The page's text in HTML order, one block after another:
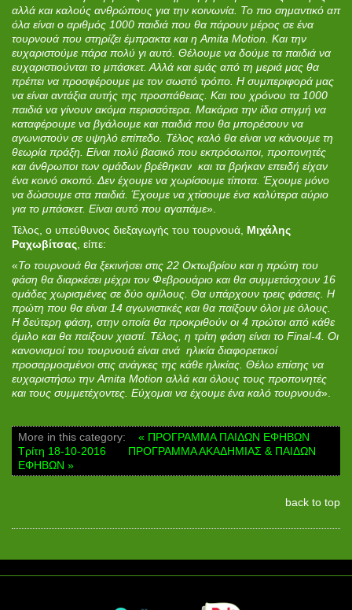
αλλά και καλούς ανθρώπους για την κοινωνία. Το πιο σημαντικό απ
όλα είναι ο αριθμός 1000 παιδιά που θα πάρουν μέρος σε ένα
τουρνουά που στηρίζει έμπρακτα και η Amita Motion. Και την
ευχαριστούμε πάρα πολύ γι αυτό. Θέλουμε να δούμε τα παιδιά να
ευχαριστιούνται το μπάσκετ. Αλλά και εμάς από τη μεριά μας θα
πρέπει να προσφέρουμε με τον σωστό τρόπο. Η συμπεριφορά μας
να είναι αντάξια αυτής της προσπάθειας. Και του χρόνου τα 1000
παιδιά να γίνουν ακόμα περισσότερα. Μακάρια την ίδια στιγμή να
καταφέρουμε να βγάλουμε και παιδιά που θα μπορέσουν να
αγωνιστούν σε υψηλό επίπεδο. Τέλος καλό θα είναι να κάνουμε τη
θεωρία πράξη. Είναι πολύ βασικό που εκπρόσωποι, προπονητές
και άνθρωποι των ομάδων βρέθηκαν και τα βρήκαν επειδή είχαν
ένα κοινό σκοπό. Δεν έχουμε να χωρίσουμε τίποτα. Έχουμε μόνο
να δώσουμε στα παιδιά. Έχουμε να χτίσουμε ένα καλύτερα αύριο
για το μπάσκετ. Είναι αυτό που αγαπάμε».
Τέλος, ο υπεύθυνος διεξαγωγής του τουρνουά, Μιχάλης
Ραχωβίτσας, είπε:
«Το τουρνουά θα ξεκινήσει στις 22 Οκτωβρίου και η πρώτη του
φάση θα διαρκέσει μέχρι τον Φεβρουάριο και θα συμμετάσχουν 16
ομάδες χωρισμένες σε δύο ομίλους. Θα υπάρχουν τρεις φάσεις. Η
πρώτη που θα είναι 14 αγωνιστικές και θα παίξουν όλοι με όλους.
Η δεύτερη φάση, στην οποία θα προκριθούν οι 4 πρώτοι από κάθε
όμιλο και θα παίξουν χιαστί. Τέλος, η τρίτη φάση είναι το Final-4. Οι
κανονισμοί του τουρνουά είναι ανά ηλικία διαφορετικοί
προσαρμοσμένοι στις ανάγκες της κάθε ηλικίας. Θέλω επίσης να
ευχαριστήσω την Amita Motion αλλά και όλους τους προπονητές
και τους συμμετέχοντες. Εύχομαι να έχουμε ένα καλό τουρνουά».
More in this category:
« ΠΡΟΓΡΑΜΜΑ ΠΑΙΔΩΝ ΕΦΗΒΩΝ
Τρίτη 18-10-2016
ΠΡΟΓΡΑΜΜΑ ΑΚΑΔΗΜΙΑΣ & ΠΑΙΔΩΝ
ΕΦΗΒΩΝ »
back to top